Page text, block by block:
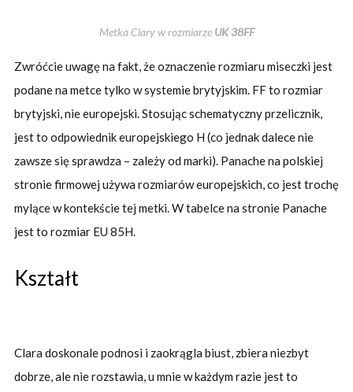
Metka Clary w rozmiarze UK 38FF
Zwróćcie uwagę na fakt, że oznaczenie rozmiaru miseczki jest
podane na metce tylko w systemie brytyjskim. FF to rozmiar
brytyjski, nie europejski. Stosując schematyczny przelicznik,
jest to odpowiednik europejskiego H (co jednak dalece nie
zawsze się sprawdza – zależy od marki). Panache na polskiej
stronie firmowej używa rozmiarów europejskich, co jest trochę
mylące w kontekście tej metki. W tabelce na stronie Panache
jest to rozmiar EU 85H.
Kształt
Clara doskonale podnosi i zaokrągla biust, zbiera niezbyt
dobrze, ale nie rozstawia, u mnie w każdym razie jest to